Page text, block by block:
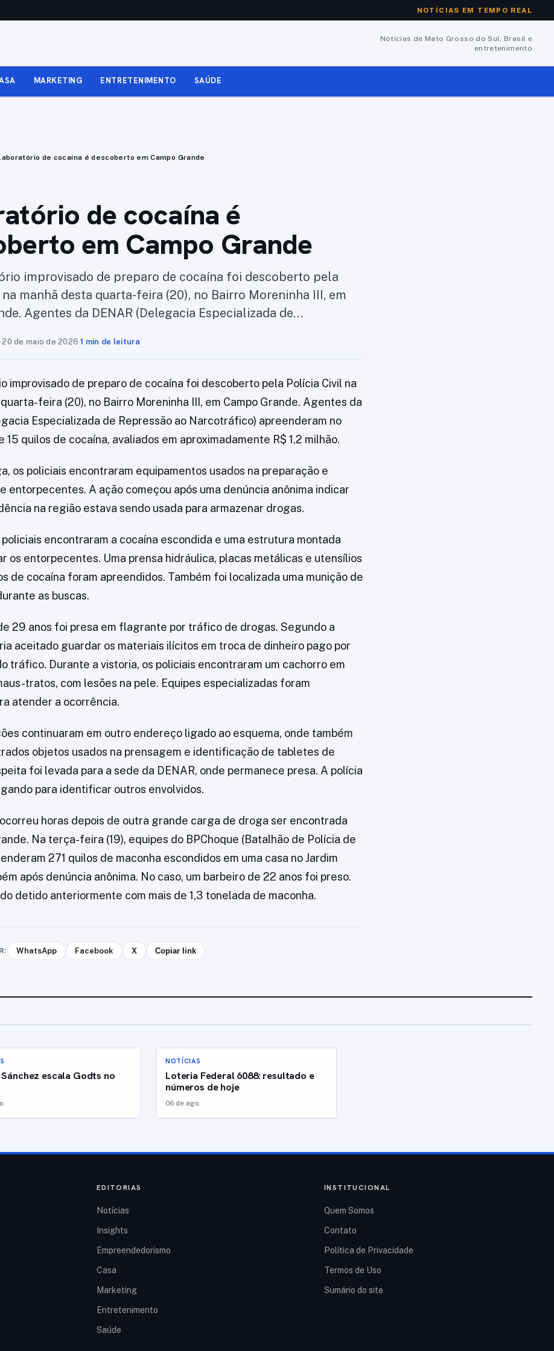
NOTÍCIAS EM TEMPO REAL
Notícias de Mato Grosso do Sul, Brasil e
entretenimento
MARKETING ENTRETENIMENTO SAÚDE
de cocaína é descoberto em Campo Grande
de cocaína é
em Campo Grande
improvisado de preparo de cocaína foi descoberto pela
manhã desta quarta-feira (20), no Bairro Moreninha III, em
Agentes da DENAR (Delegacia Especializada de…
·20 de maio de 2026·1 min de leitura
improvisado de preparo de cocaína foi descoberto pela Polícia Civil na
feira (20), no Bairro Moreninha III, em Campo Grande. Agentes da
Especializada de Repressão ao Narcotráfico) apreenderam no
15 quilos de cocaína, avaliados em aproximadamente R$ 1,2 milhão.
os policiais encontraram equipamentos usados na preparação e
entorpecentes. A ação começou após uma denúncia anônima indicar
na região estava sendo usada para armazenar drogas.
policiais encontraram a cocaína escondida e uma estrutura montada
os entorpecentes. Uma prensa hidráulica, placas metálicas e utensílios
de cocaína foram apreendidos. Também foi localizada uma munição de
as buscas.
29 anos foi presa em flagrante por tráfico de drogas. Segundo a
aceitado guardar os materiais ilícitos em troca de dinheiro pago por
tráfico. Durante a vistoria, os policiais encontraram um cachorro em
tratos, com lesões na pele. Equipes especializadas foram
atender a ocorrência.
continuaram em outro endereço ligado ao esquema, onde também
objetos usados na prensagem e identificação de tabletes de
foi levada para a sede da DENAR, onde permanece presa. A polícia
para identificar outros envolvidos.
horas depois de outra grande carga de droga ser encontrada
Na terça-feira (19), equipes do BPChoque (Batalhão de Polícia de
271 quilos de maconha escondidos em uma casa no Jardim
após denúncia anônima. No caso, um barbeiro de 22 anos foi preso.
detido anteriormente com mais de 1,3 tonelada de maconha.
WhatsApp Facebook X Copiar link
escala Godts no
NOTÍCIAS
Loteria Federal 6088: resultado e
números de hoje
06 de ago.
EDITORIAS
Notícias
Insights
Empreendedorismo
Casa
Marketing
Entretenimento
Saúde
INSTITUCIONAL
Quem Somos
Contato
Política de Privacidade
Termos de Uso
Sumário do site